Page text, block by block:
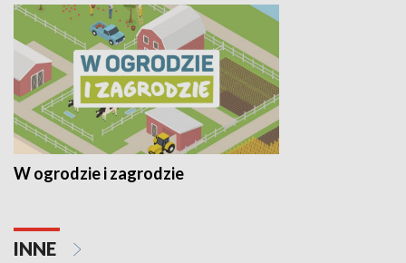
W ogrodzie i zagrodzie
INNE